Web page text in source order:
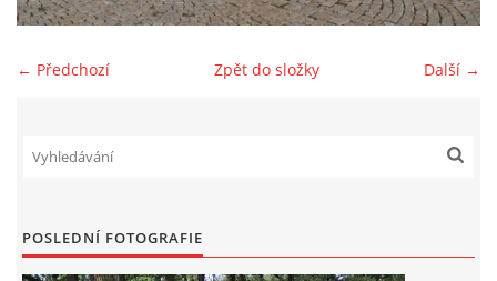
Vývozy a osvědčení
← Předchozí Další →
Zpět do složky
POSLEDNÍ FOTOGRAFIE